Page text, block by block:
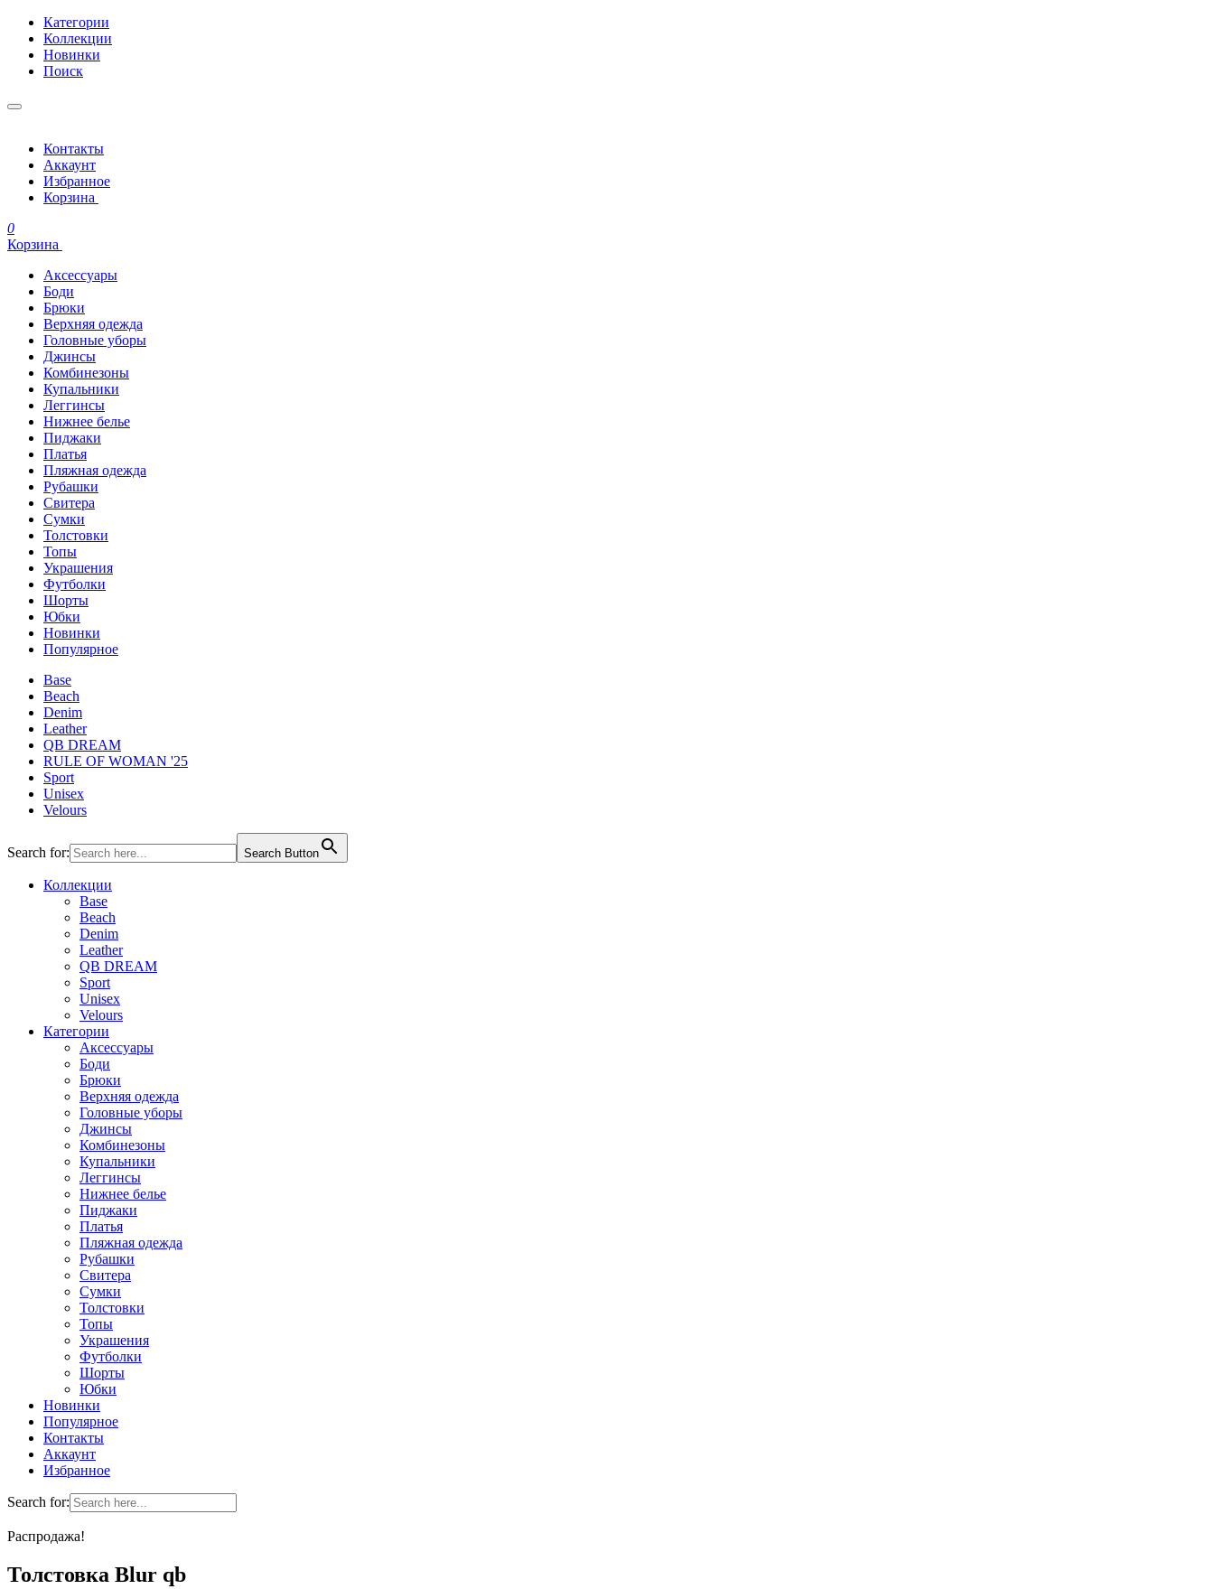
Категории
Коллекции
Новинки
Поиск
Контакты
Аккаунт
Избранное
Корзина
0
Корзина
Аксессуары
Боди
Брюки
Верхняя одежда
Головные уборы
Джинсы
Комбинезоны
Купальники
Леггинсы
Нижнее белье
Пиджаки
Платья
Пляжная одежда
Рубашки
Свитера
Сумки
Толстовки
Топы
Украшения
Футболки
Шорты
Юбки
Новинки
Популярное
Base
Beach
Denim
Leather
QB DREAM
RULE OF WOMAN '25
Sport
Unisex
Velours
Search for: Search Button
Коллекции
Base
Beach
Denim
Leather
QB DREAM
Sport
Unisex
Velours
Категории
Аксессуары
Боди
Брюки
Верхняя одежда
Головные уборы
Джинсы
Комбинезоны
Купальники
Леггинсы
Нижнее белье
Пиджаки
Платья
Пляжная одежда
Рубашки
Свитера
Сумки
Толстовки
Топы
Украшения
Футболки
Шорты
Юбки
Новинки
Популярное
Контакты
Аккаунт
Избранное
Search for:
Распродажа!
Толстовка Blur qb